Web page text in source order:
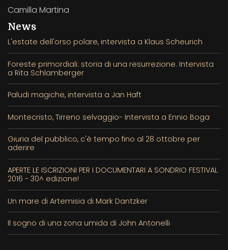
Camilla Martina
News
L'estate dell'orso polare, intervista a Klaus Scheurich
Foreste primordiali: storia di una resurrezione. Intervista
a Rita Schlamberger
Paludi magiche, intervista a Jan Haft
Montecristo, Tirreno selvaggio- Intervista a Ennio Boga
Giuria del pubblico, c'è tempo fino al 28 ottobre per
aderire
APERTE LE ISCRIZIONI PER I DOCUMENTARI A SONDRIO FESTIVAL
2016 - 30^ edizione!
Un mare di Artemisia di Mark Dantzker
Il sogno di una zona umida di John Antonelli